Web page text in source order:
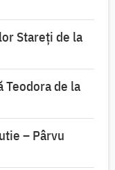
Stareți de la
Teodora de la
– Pârvu